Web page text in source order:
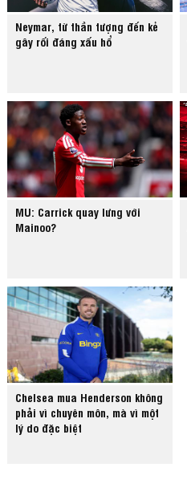
Neymar, từ thần tượng đến kẻ
gây rối đáng xấu hổ
MU: Carrick quay lưng với
Mainoo?
Chelsea mua Henderson không
phải vì chuyên môn, mà vì một
lý do đặc biệt